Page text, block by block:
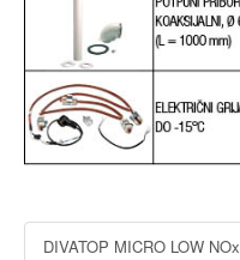
DIVATOP MICRO LOW NOx